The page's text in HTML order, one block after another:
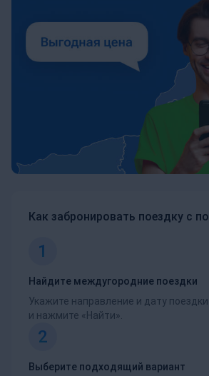
Как забронировать поездку с
1
Найдите междугородние поездки
Укажите направление и дату
и нажмите «Найти».
2
Выберите подходящий вариант